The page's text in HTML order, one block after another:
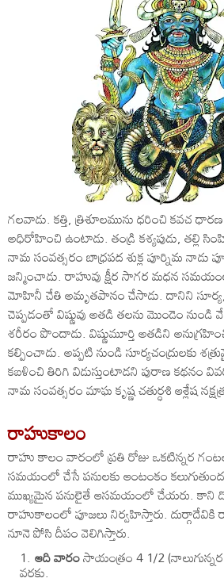
గలవాడు. కత్తి, త్రిశూలమును ధరించి కవచ
అధిరోహించి ఉంటాడు. తండ్రి కశ్యపుడు, తల్లి
నామ సంవత్సరం బాధ్రపద శుక్ల పూర్నిమ నాడు
జన్మించాడు. రాహువు క్షీర సాగర మధన
మోహినీ చేతి అమృతపానం చేసాడు. దానిని సూర్య,
చెప్పడంతో విష్ణువు అతడి తలను మొండెం
శరీరం పొందాడు. విష్ణుమూర్తి అతడిని
కల్పించాడు. అప్పటి నుండి సూర్యచంద్రులకు
కబళించి తిరిగి విడుస్తుంటాడని పురాణ కథనం
నామ సంవత్సరం మాఘ కృష్ణ చతుర్ధశి ఆశ్లేష
రాహుకాలం
రాహు కాలం వారంలో ప్రతి రోజు ఒకటిన్నర
సమయంలో చేసే పనులకు ఆంటంకం
ముఖ్యమైన పనులైతే ఆసమయంలో చేయరు. కాని
రాహుకాలంలో పూజలు నిర్వహిస్తారు.
నూనె పోసి దీపం వెలిగిస్తారు.
ఆది వారంసాయంత్రం 4 1/2
వరకు.